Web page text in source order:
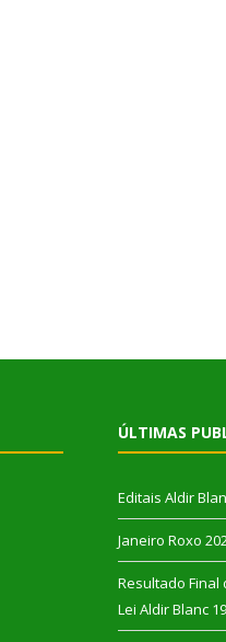
ÚLTIMAS
Editais Aldir
Janeiro Roxo
Resultado Final
Lei Aldir Blanc